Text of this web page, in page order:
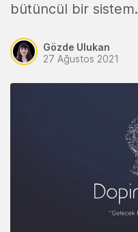
bütüncül bir sistem.
Gözde Ulukan
27 Ağustos 2021